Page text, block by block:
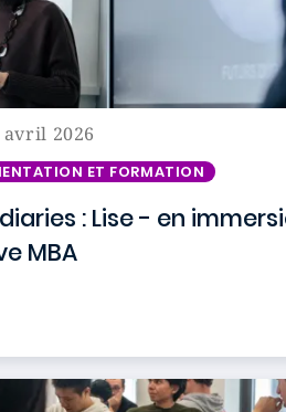
2026
ET FORMATION
: Lise - en
MBA